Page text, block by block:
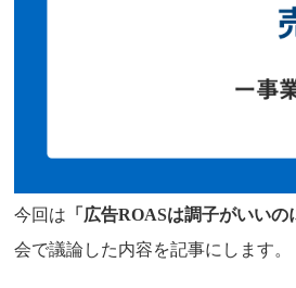
今回は 「広告ROASは調子がいいの
会で議論した内容を記事にします。